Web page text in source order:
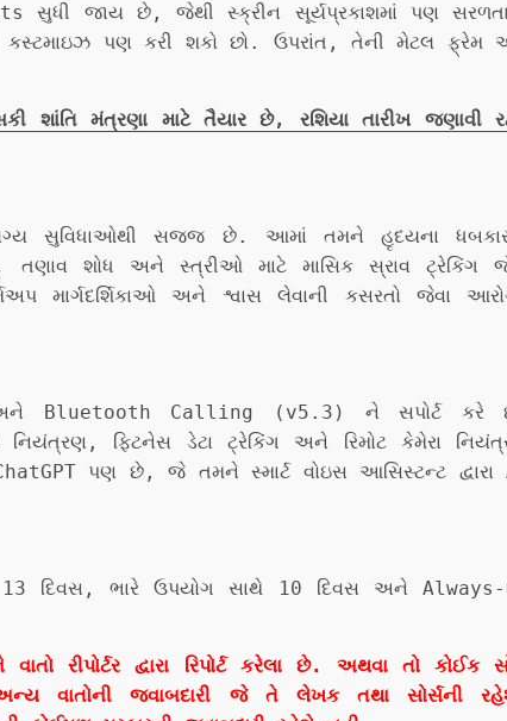
જાય છે, જેથી સ્ક્રીન સૂર્યપ્રકાશમાં પણ
પણ કરી શકો છો. ઉપરાંત, તેની મેટલ ફ્રેમ
શાંતિ મંત્રણા માટે તૈયાર છે, રશિયા તારીખ જણાવી
સુવિધાઓથી સજ્જ છે. આમાં તમને હૃદયના
શોધ અને સ્ત્રીઓ માટે માસિક સ્રાવ ટ્રેકિંગ
અને શ્વાસ લેવાની કસરતો જેવા
Bluetooth Calling (v5.3) ને સપોર્ટ કરે
નિયંત્રણ, ફિટનેસ ડેટા ટ્રેકિંગ અને રિમોટ કેમેરા
પણ છે, જે તમને સ્માર્ટ વોઇસ આસિસ્ટન્ટ દ્વારા
દિવસ, ભારે ઉપયોગ સાથે 10 દિવસ અને Always-
દ્વારા રિપોર્ટ કરેલા છે. અથવા તો કોઈક
વાતોની જવાબદારી જે તે લેખક તથા સોર્સની